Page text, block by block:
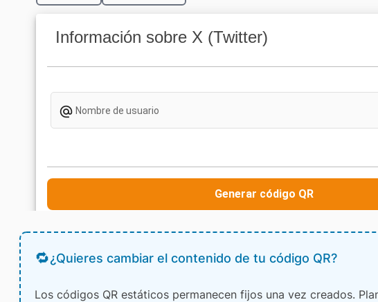
¿Quieres cambiar el contenido de tu código QR?
Los códigos QR estáticos permanecen fijos una vez creados.